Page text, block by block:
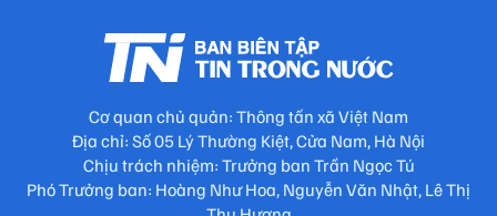
Cơ quan chủ quản: Thông tấn xã Việt Nam
Địa chỉ: Số 05 Lý Thường Kiệt, Cửa Nam, Hà Nội
Chịu trách nhiệm: Trưởng ban Trần Ngọc Tú
Phó Trưởng ban: Hoàng Như Hoa, Nguyễn Văn Nhật, Lê Thị